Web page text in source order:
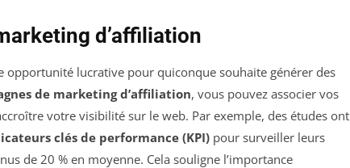
d’affiliation
opportunité lucrative pour quiconque souhaite générer des
de marketing d’affiliation, vous pouvez associer vos
votre visibilité sur le web. Par exemple, des études ont
clés de performance (KPI) pour surveiller leurs
de 20 % en moyenne. Cela souligne l’importance